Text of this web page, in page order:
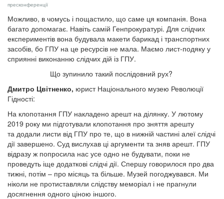
пресконференції
Можливо, в чомусь і пощастило, що саме ця компанія. Вона
багато допомагає. Навіть самій Генпрокуратурі. Для слідчих
експериментів вона будувала макети барикад і транспортних
засобів, бо ГПУ на це ресурсів не мала. Маємо лист-подяку у
сприянні виконанню слідчих дій із ГПУ.
Що зупинило такий послідовний рух?
Дмитро Цвітненко, юрист Національного музею Революції
Гідності:
На клопотання ГПУ накладено арешт на ділянку. У лютому
2019 року ми підготували клопотання про зняття арешту
та додали листи від ГПУ про те, що в нижній частині алеї слідчі
дії завершено. Суд вислухав ці аргументи та зняв арешт. ГПУ
відразу ж попросила нас усе одно не будувати, поки не
проведуть іще додаткові слідчі дії. Спершу говорилося про два
тижні, потім – про місяць та більше. Музей погоджувався. Ми
ніколи не протиставляли слідству меморіал і не прагнули
досягнення одного ціною іншого.